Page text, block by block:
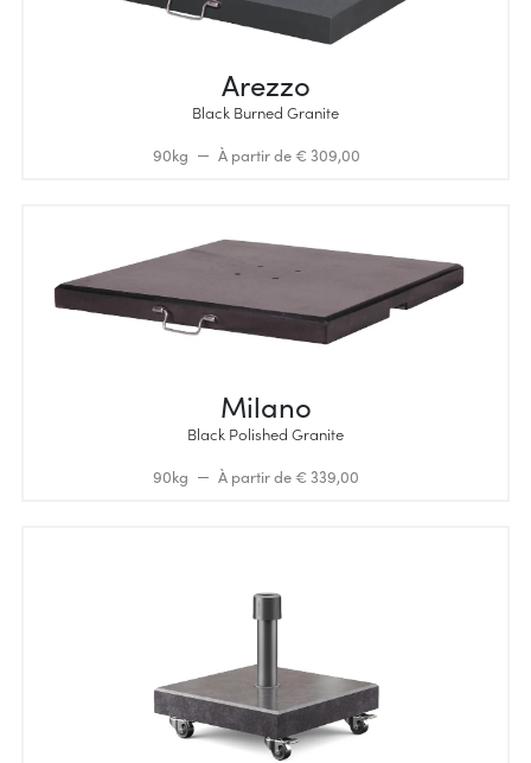
Arezzo
Black Burned Granite
90kg À partir de € 309,00
Milano
Black Polished Granite
90kg À partir de € 339,00